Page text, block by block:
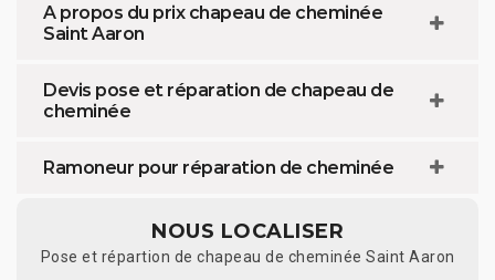
A propos du prix chapeau de cheminée
Saint Aaron
Devis pose et réparation de chapeau de
cheminée
Ramoneur pour réparation de cheminée
NOUS LOCALISER
Pose et répartion de chapeau de cheminée Saint Aaron